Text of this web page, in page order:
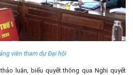
viên tham dự Đại hội
luận, biểu quyết thông qua Nghị quyết